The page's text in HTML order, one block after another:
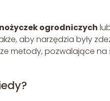
nożyczek ogrodniczych
aby narzędzia były
metody, pozwalające